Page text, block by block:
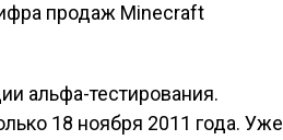
продаж Minecraft
альфа-тестирования.
18 ноября 2011 года. Уже